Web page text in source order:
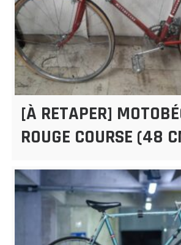
[À RETAPER]
ROUGE COURSE (48